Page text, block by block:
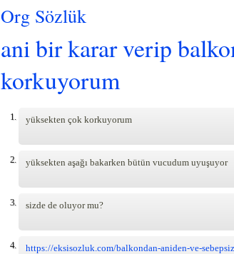
Org Sözlük
ani bir karar verip
korkuyorum
1. yüksekten çok korkuyorum
2. yüksekten aşağı bakarken bütün vucudum uyuşuyor
3. sizde de oluyor mu?
4. https://eksisozluk.com/balkondan-aniden-ve-